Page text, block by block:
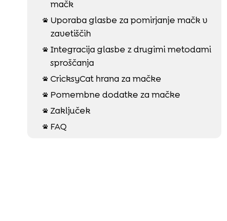
mačk

Uporaba glasbe za pomirjanje mačk v
zavetiščih
 Integracija glasbe z drugimi metodami
sproščanja
 CricksyCat hrana za mačke
 Pomembne dodatke za mačke
 Zaključek
 FAQ